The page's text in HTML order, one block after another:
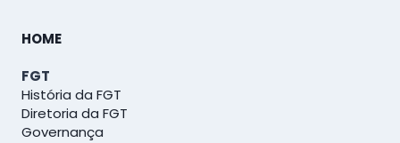
HOME
FGT
História da FGT
Diretoria da FGT
Governança